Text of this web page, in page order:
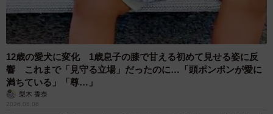
12歳の愛犬に変化 1歳息子の膝で甘える初めて見せる姿に反
響 これまで「見守る立場」だったのに…「頭ポンポンが愛に
満ちている」「尊…」
梨木 香奈
2026.08.08